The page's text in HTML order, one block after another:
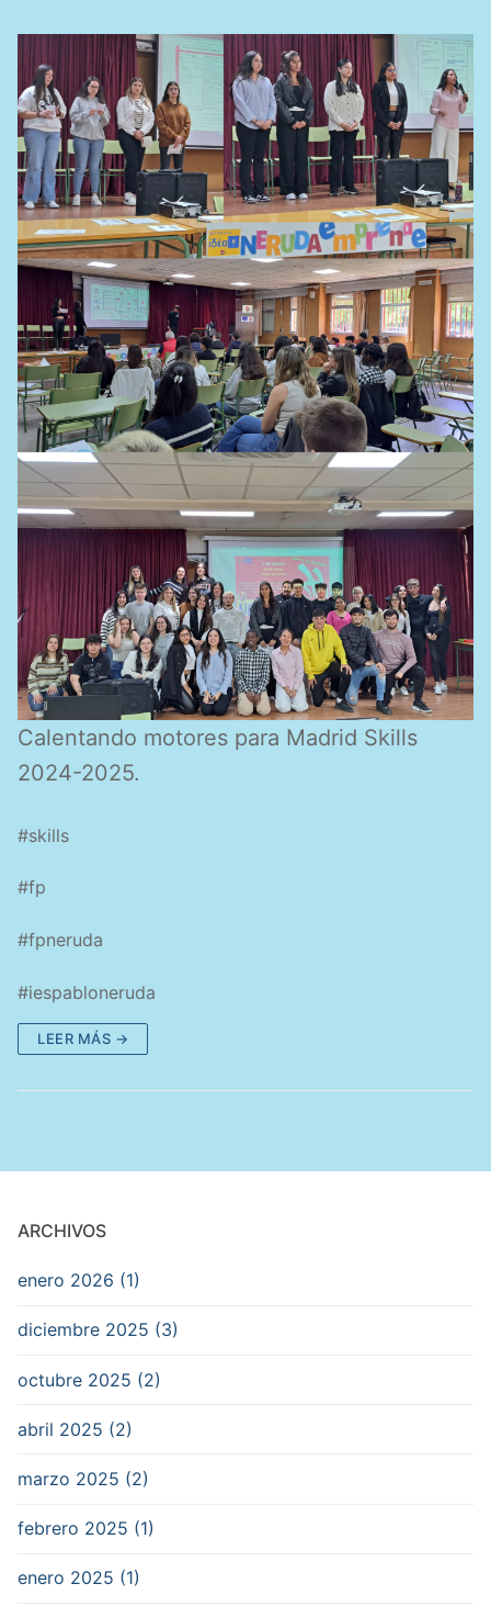
Calentando motores para Madrid Skills
2024-2025.
#skills
#fp
#fpneruda
#iespabloneruda
LEER MÁS →
ARCHIVOS
enero 2026 (1)
diciembre 2025 (3)
octubre 2025 (2)
abril 2025 (2)
marzo 2025 (2)
febrero 2025 (1)
enero 2025 (1)